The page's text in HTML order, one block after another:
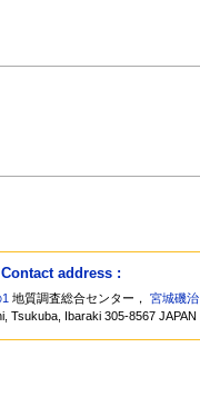
address :
地質調査総合センター，宮城磯治
Tsukuba, Ibaraki 305-8567 JAPAN